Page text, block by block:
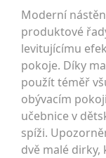
Moderní
produktové
levitujícímu
pokoje. Díky
použít téměř
obývacím
učebnice v
spíži.
dvě malé dirky,